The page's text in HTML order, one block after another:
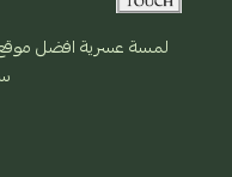
لمسة عسرية افضل موقع